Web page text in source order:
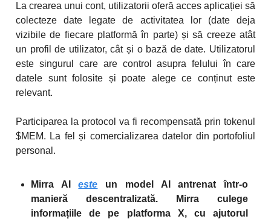
La crearea unui cont, utilizatorii oferă acces aplicației să
colecteze date legate de activitatea lor (date deja
vizibile de fiecare platformă în parte) și să creeze atât
un profil de utilizator, cât și o bază de date. Utilizatorul
este singurul care are control asupra felului în care
datele sunt folosite și poate alege ce conținut este
relevant.
Participarea la protocol va fi recompensată prin tokenul
$MEM. La fel și comercializarea datelor din portofoliul
personal.
Mirra AIeste
un model AI antrenat într-o
manieră descentralizată. Mirra culege
informațiile de pe platforma X, cu ajutorul